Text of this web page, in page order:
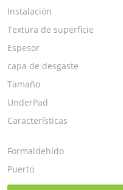
Instalación
Textura de superficie
Espesor
capa de desgaste
Tamaño
UnderPad
Características
Formaldehído
Puerto